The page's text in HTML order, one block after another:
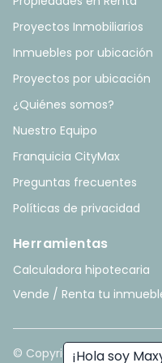
¡Hola soy
Proyectos Inmobiliarios
Inmuebles por ubicación
Proyectos por ubicación
¿Quiénes somos?
Nuestro Equipo
Franquicia CityMax
Preguntas frecuentes
Políticas de privacidad
Herramientas
Calculadora hipotecaria
Vende / Renta tu
© Copyright2026. All